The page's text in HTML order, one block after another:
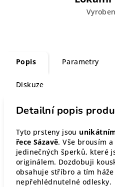
Popis Parametry
Diskuze
Detailní popis
Tyto prsteny jsou
řece Sázavě. Vše brousím
jedinečných šperků, které
originálem. Dozdobuji
obsahuje stříbro a tím
nepřehlédnutelné odlesky.